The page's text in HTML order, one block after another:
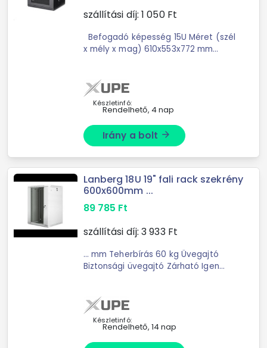
szállítási díj: 1 050Ft
Befogadó képesség 15U Méret (szél
x mély x mag) 610x553x772 mm
Készletinfó:
Rendelhető, 4 nap
Irány a bolt arrow_forward
Lanberg 18U 19" fali rack szekrény
600x600mm ...
89 785 Ft
szállítási díj: 3 933Ft
... mm Teherbírás 60 kg Üvegajtó
Biztonsági üvegajtó Zárható Igen
Készletinfó:
Rendelhető, 14 nap